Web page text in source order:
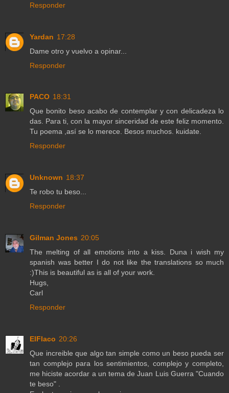
Responder
Yardan 17:28
Dame otro y vuelvo a opinar...
Responder
PACO 18:31
Que bonito beso acabo de contemplar y con delicadeza lo
das. Para ti, con la mayor sinceridad de este feliz momento.
Tu poema ,así se lo merece. Besos muchos. kuidate.
Responder
Unknown 18:37
Te robo tu beso...
Responder
Gilman Jones 20:05
The melting of all emotions into a kiss. Duna i wish my
spanish was better I do not like the translations so much
:)This is beautiful as is all of your work.
Hugs,
Carl
Responder
ElFlaco 20:26
Que increible que algo tan simple como un beso pueda ser
tan complejo para los sentimientos, complejo y completo,
me hiciste acordar a un tema de Juan Luis Guerra "Cuando
te beso" .